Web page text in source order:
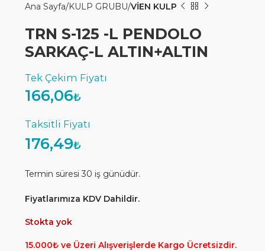
Ana Sayfa KULP GRUBU VİEN KULP
TRN S-125 -L PENDOLO
SARKAÇ-L ALTIN+ALTIN
166,06₺
176,49₺
Termin süresi 30 iş günüdür.
Fiyatlarımıza KDV Dahildir.
Stokta yok
15.000₺ ve Üzeri Alışverişlerde Kargo Ücretsizdir.